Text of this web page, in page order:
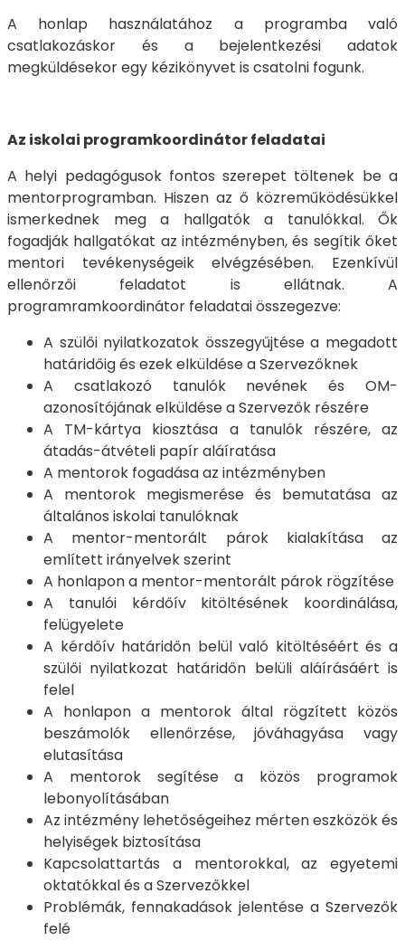
A honlap használatához a programba való
csatlakozáskor és a bejelentkezési adatok
megküldésekor egy kézikönyvet is csatolni fogunk.
Az iskolai programkoordinátor feladatai
A helyi pedagógusok fontos szerepet töltenek be a
mentorprogramban. Hiszen az ő közreműködésükkel
ismerkednek meg a hallgatók a tanulókkal. Ők
fogadják hallgatókat az intézményben, és segítik őket
mentori tevékenységeik elvégzésében. Ezenkívül
ellenőrzői feladatot is ellátnak. A
programramkoordinátor feladatai összegezve:
A szülői nyilatkozatok összegyűjtése a megadott
határidőig és ezek elküldése a Szervezőknek
A csatlakozó tanulók nevének és OM-
azonosítójának elküldése a Szervezők részére
A TM-kártya kiosztása a tanulók részére, az
átadás-átvételi papír aláíratása
A mentorok fogadása az intézményben
A mentorok megismerése és bemutatása az
általános iskolai tanulóknak
A mentor-mentorált párok kialakítása az
említett irányelvek szerint
A honlapon a mentor-mentorált párok rögzítése
A tanulói kérdőív kitöltésének koordinálása,
felügyelete
A kérdőív határidőn belül való kitöltéséért és a
szülői nyilatkozat határidőn belüli aláírásáért is
felel
A honlapon a mentorok által rögzített közös
beszámolók ellenőrzése, jóváhagyása vagy
elutasítása
A mentorok segítése a közös programok
lebonyolításában
Az intézmény lehetőségeihez mérten eszközök és
helyiségek biztosítása
Kapcsolattartás a mentorokkal, az egyetemi
oktatókkal és a Szervezőkkel
Problémák, fennakadások jelentése a Szervezők
felé